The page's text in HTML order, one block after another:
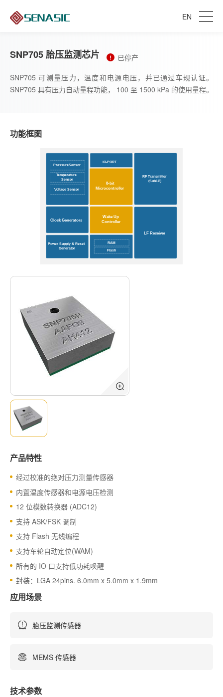
EN
SNP705 胎压监测芯片 已停产
SNP705 可测量压力，温度和电源电压，并已通过车规认证。
SNP705 具有压力自动量程功能， 100 至 1500 kPa 的使用量程。
功能框图
产品特性
经过校准的绝对压力测量传感器
内置温度传感器和电源电压检测
12 位模数转换器 (ADC12)
支持 ASK/FSK 调制
支持 Flash 无线编程
支持车轮自动定位(WAM)
所有的 IO 口支持低功耗唤醒
封装：LGA 24pins. 6.0mm x 5.0mm x 1.9mm
应用场景
胎压监测传感器
MEMS 传感器
技术参数